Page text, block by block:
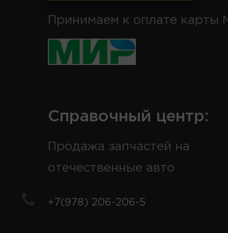
Принимаем к оплате карты
Справочный центр:
Продажа запчастей на
отечественные авто
+7(978) 206-206-5